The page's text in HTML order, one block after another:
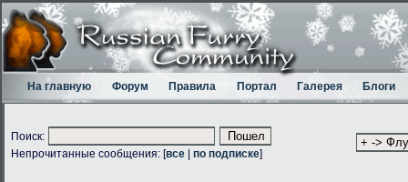
На главную Форум Правила Портал Галерея Блоги
Поиск:
Непрочитанные сообщения: [все по подписке]